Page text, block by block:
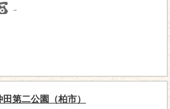
－
田第二公園（柏市）